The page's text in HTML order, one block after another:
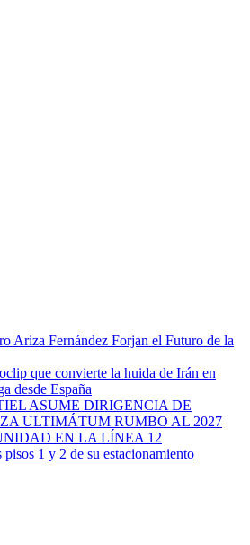
Ariza Fernández Forjan el Futuro de la
que convierte la huida de Irán en
desde España
ASUME DIRIGENCIA DE
ULTIMÁTUM RUMBO AL 2027
EN LA LÍNEA 12
1 y 2 de su estacionamiento